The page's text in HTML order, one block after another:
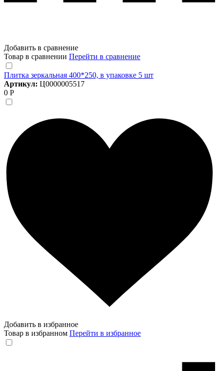
Добавить в сравнение
Товар в сравнении Перейти в сравнение
Плитка зеркальная 400*250, в упаковке 5 шт
Артикул: Ц0000005517
0 Р
Добавить в избранное
Товар в избранном Перейти в избранное